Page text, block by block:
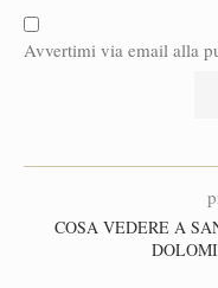
Avvertimi via email alla
COSA VEDERE A